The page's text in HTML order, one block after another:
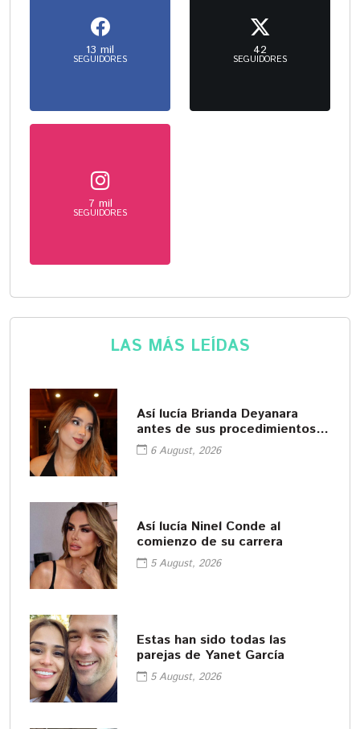
13 mil
SEGUIDORES
42
SEGUIDORES
7 mil
SEGUIDORES
LAS MÁS LEÍDAS
Así lucía Brianda Deyanara
antes de sus procedimientos
cosméticos
6 August, 2026
Así lucía Ninel Conde al
comienzo de su carrera
5 August, 2026
Estas han sido todas las
parejas de Yanet García
5 August, 2026